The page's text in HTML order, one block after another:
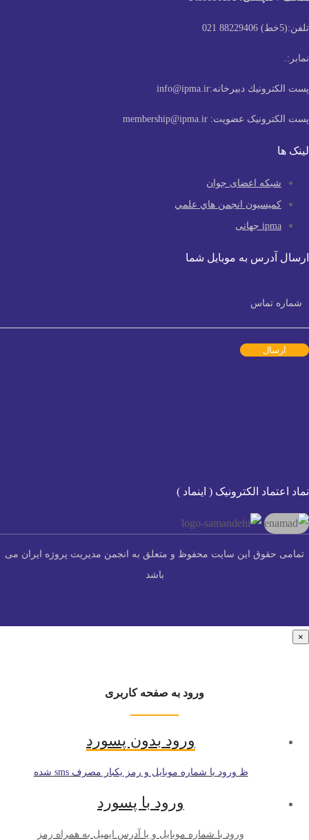
دبیرخانه:info@ipma.ir
عضویت:membership@ipma.ir
اعضای جوان
انجمن هاي علمي
به موبایل شما
الکترونیک ( اینماد )
این سایت محفوظ و متعلق به انجمن مدیریت پروژه ایران می
ورود به صفحه کاربری
ورود بدون پسورد
ظ ورود با شماره موبایل و رمز یکبار مصرف sms شده
ورود با پسورد
ورود با شماره موبایل و یا آدرس ایمیل به همراه رمز